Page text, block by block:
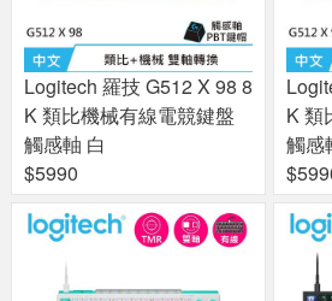
Logitech 羅技 G512 X 98 8
K 類比機械有線電競鍵盤
觸感軸 白
$5990
K 類
觸感